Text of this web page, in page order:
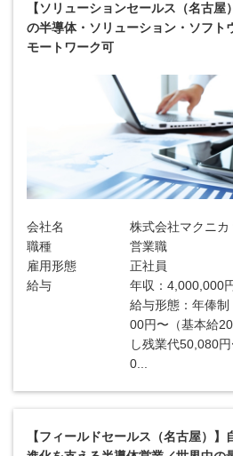
【ソリューションセールス（名古
の半導体・ソリューション・ソフト
モートワーク可
会社名
株式会社マクニカ
職種
営業職
雇用形態
正社員
給与
年収：4,000,000
給与形態：年俸
00円〜（基本給
し残業代50,080
0...
【フィールドセールス（名古屋）